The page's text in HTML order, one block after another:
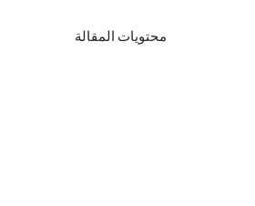
محتويات المقالة